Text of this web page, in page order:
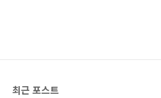
최근 포스트